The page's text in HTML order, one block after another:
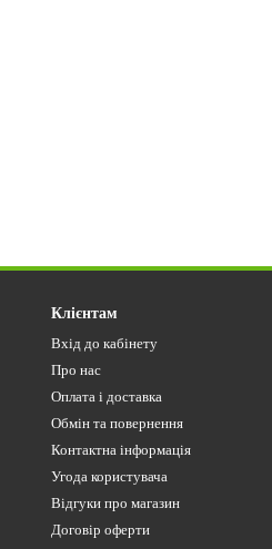
Клієнтам
Вхід до кабінету
Про нас
Оплата і доставка
Обмін та повернення
Контактна інформація
Угода користувача
Відгуки про магазин
Договір оферти